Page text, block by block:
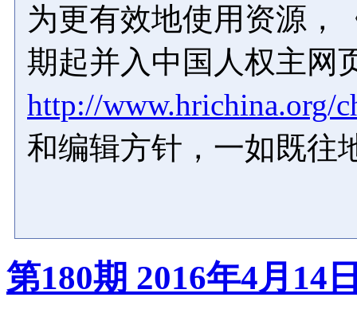
为更有效地使用资源，
期起并入中国人权主网
http://www.hrichina.org/
和编辑方针，一如既往
第180期 2016年4月14